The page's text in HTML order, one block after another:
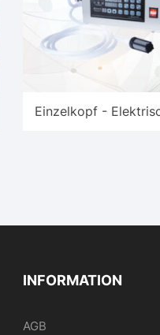
Einzelkopf -
INFORMATION
AGB